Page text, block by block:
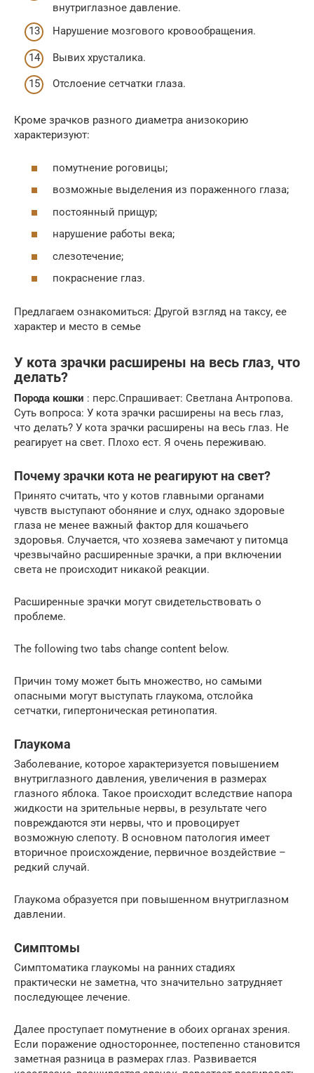
внутриглазное давление.
Нарушение мозгового кровообращения.
Вывих хрусталика.
Отслоение сетчатки глаза.
Кроме зрачков разного диаметра анизокорию
характеризуют:
помутнение роговицы;
возможные выделения из пораженного глаза;
постоянный прищур;
нарушение работы века;
слезотечение;
покраснение глаз.
Предлагаем ознакомиться: Другой взгляд на таксу, ее
характер и место в семье
У кота зрачки расширены на весь глаз, что
делать?
Порода кошки : перс.Спрашивает: Светлана Антропова.
Суть вопроса: У кота зрачки расширены на весь глаз,
что делать? У кота зрачки расширены на весь глаз. Не
реагирует на свет. Плохо ест. Я очень переживаю.
Почему зрачки кота не реагируют на свет?
Принято считать, что у котов главными органами
чувств выступают обоняние и слух, однако здоровые
глаза не менее важный фактор для кошачьего
здоровья. Случается, что хозяева замечают у питомца
чрезвычайно расширенные зрачки, а при включении
света не происходит никакой реакции.
Расширенные зрачки могут свидетельствовать о
проблеме.
The following two tabs change content below.
Причин тому может быть множество, но самыми
опасными могут выступать глаукома, отслойка
сетчатки, гипертоническая ретинопатия.
Глаукома
Заболевание, которое характеризуется повышением
внутриглазного давления, увеличения в размерах
глазного яблока. Такое происходит вследствие напора
жидкости на зрительные нервы, в результате чего
повреждаются эти нервы, что и провоцирует
возможную слепоту. В основном патология имеет
вторичное происхождение, первичное воздействие –
редкий случай.
Глаукома образуется при повышенном внутриглазном
давлении.
Симптомы
Симптоматика глаукомы на ранних стадиях
практически не заметна, что значительно затрудняет
последующее лечение.
Далее проступает помутнение в обоих органах зрения.
Если поражение одностороннее, постепенно становится
заметная разница в размерах глаз. Развивается